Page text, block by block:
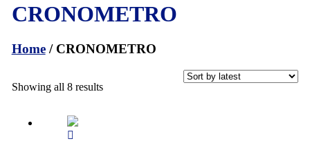
CRONOMETRO
Home/ CRONOMETRO
Showing all 8 results